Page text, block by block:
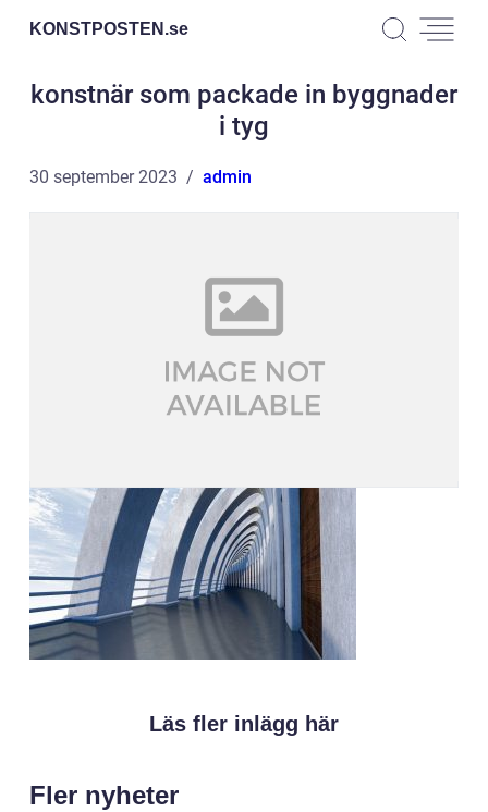
KONSTPOSTEN.se
konstnär som packade in byggnader
i tyg
30 september 2023 admin
Läs fler inlägg här
Fler nyheter